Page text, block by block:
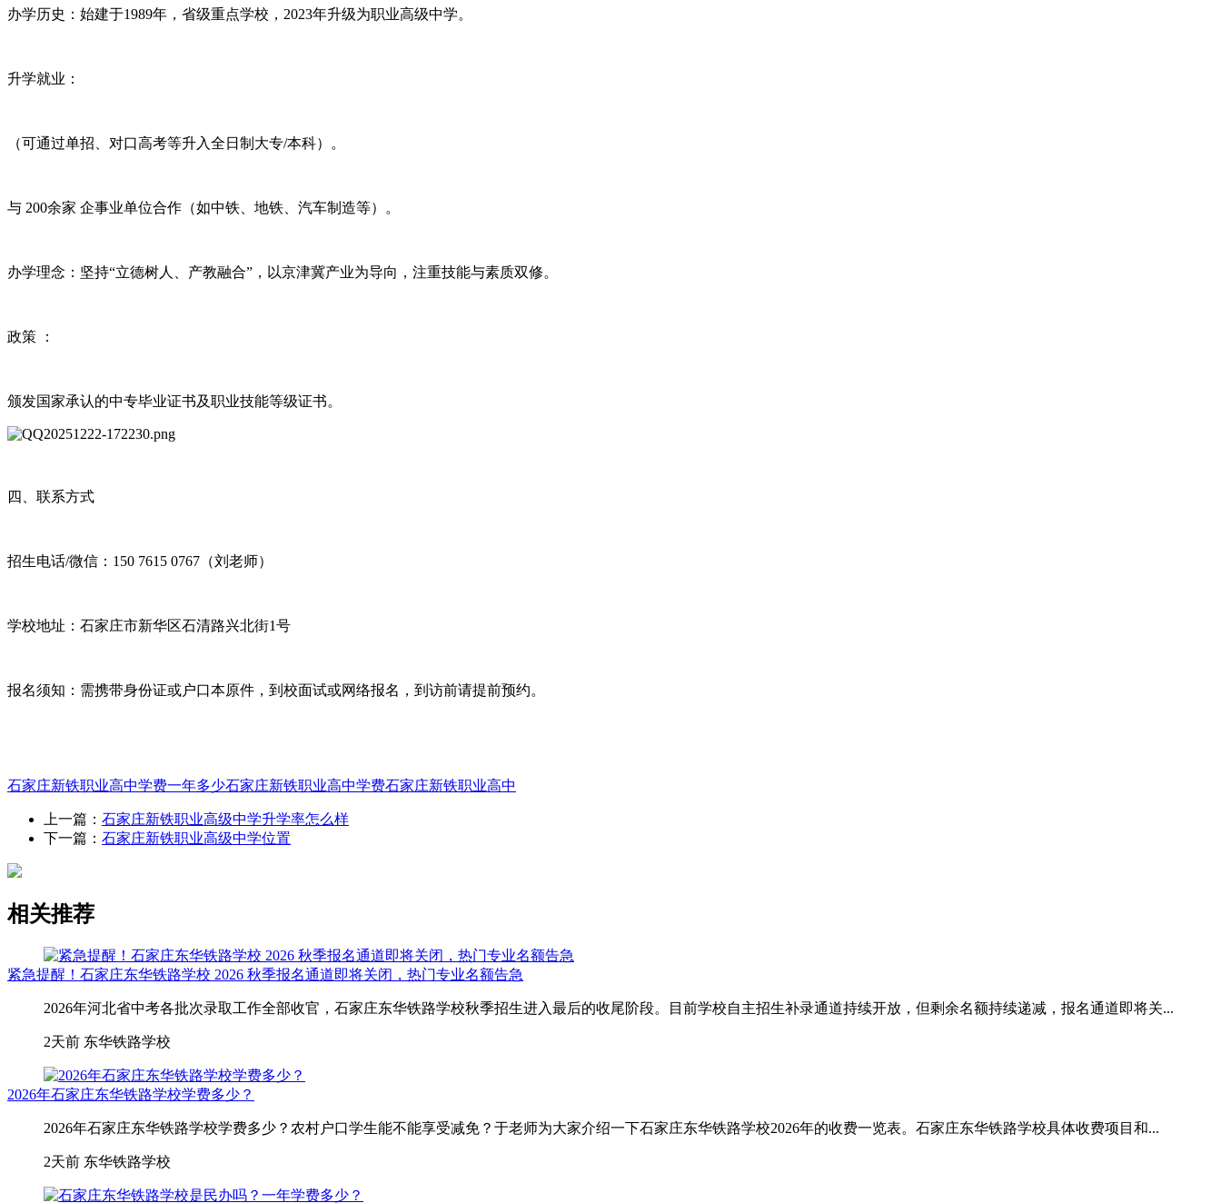
办学历史：始建于1989年，省级重点学校，2023年升级为职业高级中学。
升学就业：
（可通过单招、对口高考等升入全日制大专/本科）。
与 200余家 企事业单位合作（如中铁、地铁、汽车制造等）。
办学理念：坚持“立德树人、产教融合”，以京津冀产业为导向，注重技能与素质双修。
政策 ：
颁发国家承认的中专毕业证书及职业技能等级证书。
四、联系方式
招生电话/微信：150 7615 0767（刘老师）
学校地址：石家庄市新华区石清路兴北街1号
报名须知：需携带身份证或户口本原件，到校面试或网络报名，到访前请提前预约。
石家庄新铁职业高中学费一年多少石家庄新铁职业高中学费石家庄新铁职业高中
上一篇： 石家庄新铁职业高级中学升学率怎么样
下一篇： 石家庄新铁职业高级中学位置
相关推荐
紧急提醒！石家庄东华铁路学校 2026 秋季报名通道即将关闭，热门专业名额告急
2026年河北省中考各批次录取工作全部收官，石家庄东华铁路学校秋季招生进入最后的收尾阶段。目前学校自主招生补录通道持续开放，但剩余名额持续递减，报名通道即将关...
2天前 东华铁路学校
2026年石家庄东华铁路学校学费多少？
2026年石家庄东华铁路学校学费多少？农村户口学生能不能享受减免？于老师为大家介绍一下石家庄东华铁路学校2026年的收费一览表。石家庄东华铁路学校具体收费项目和...
2天前 东华铁路学校